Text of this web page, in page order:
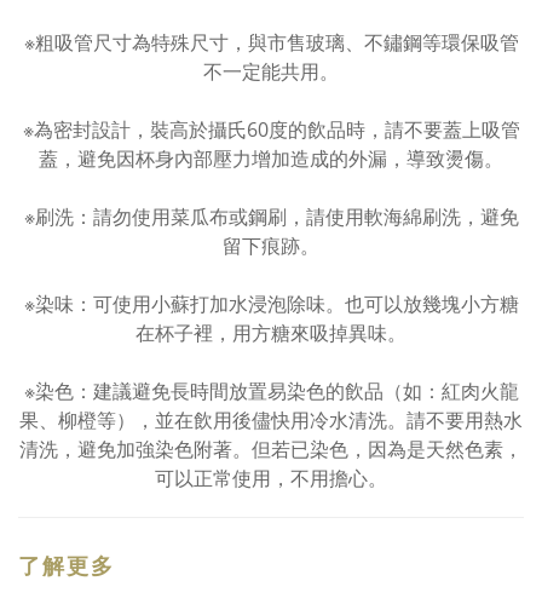
※粗吸管尺寸為特殊尺寸，與市售玻璃、不鏽鋼等環保吸管
不一定能共用。
※為密封設計，裝高於攝氏60度的飲品時，請不要蓋上吸管
蓋，避免因杯身內部壓力增加造成的外漏，導致燙傷。
※刷洗：請勿使用菜瓜布或鋼刷，請使用軟海綿刷洗，避免
留下痕跡。
※染味：可使用小蘇打加水浸泡除味。也可以放幾塊小方糖
在杯子裡，用方糖來吸掉異味。
※染色：建議避免長時間放置易染色的飲品（如：紅肉火龍
果、柳橙等），並在飲用後儘快用冷水清洗。請不要用熱水
清洗，避免加強染色附著。但若已染色，因為是天然色素，
可以正常使用，不用擔心。
了解更多